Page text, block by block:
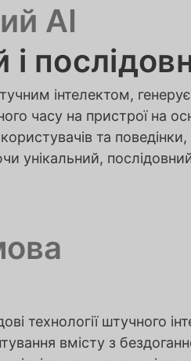
AI
інтелектом, генерує
часу на пристрої на
та поведінки,
унікальний,
технології штучного
вмісту з